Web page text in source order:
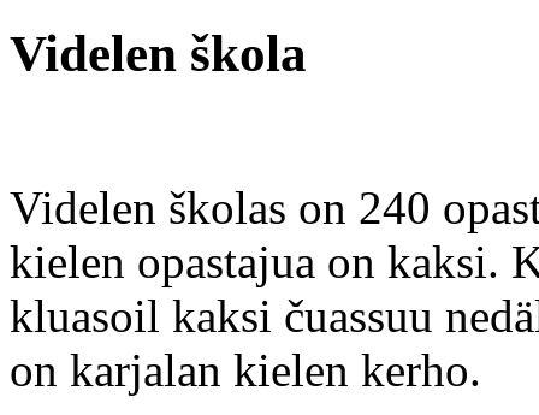
Videlen škola
Videlen školas on 240
kielen opastajua on kaksi.
kluasoil kaksi čuassuu
on karjalan kielen kerho.